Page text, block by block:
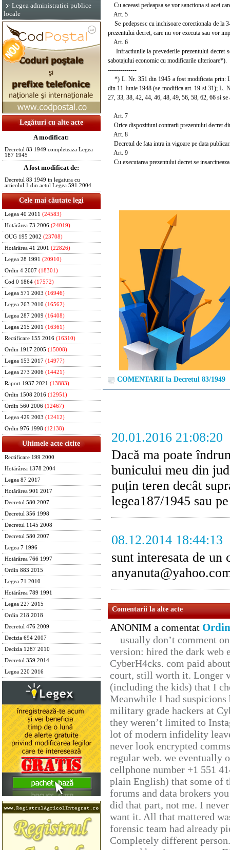
Legea administratiei publice
locale
Legături cu alte acte
A modificat:
Decretul 83 1949 completeaza Legea
187 1945
A fost modificat de:
Decretul 83 1949 in legatura cu
articolul 1 din actul Legea 591 2004
Cele mai căutate legi
Legea 40 2011 (24583)
Hotărârea 73 2006 (24019)
OUG 195 2002 (23708)
Hotărârea 41 2001 (22826)
Legea 28 1991 (20910)
Ordin 4 2007 (18301)
Cod 0 1864 (17572)
Legea 571 2003 (16946)
Legea 263 2010 (16562)
Legea 287 2009 (16408)
Legea 215 2001 (16361)
Rectificare 155 2016 (16310)
Ordin 1917 2005 (15008)
Legea 153 2017 (14977)
Legea 273 2006 (14421)
Raport 1937 2021 (13883)
Ordin 1508 2016 (12951)
Ordin 560 2006 (12467)
Legea 429 2003 (12412)
Ordin 976 1998 (12138)
Ultimele acte citite
Rectificare 199 2000
Hotărârea 1378 2004
Legea 87 2017
Hotărârea 901 2017
Decretul 580 2007
Decretul 356 1998
Decretul 1145 2008
Decretul 580 2007
Legea 7 1996
Hotărârea 766 1997
Ordin 883 2015
Legea 71 2010
Hotărârea 789 1991
Legea 227 2015
Ordin 218 2018
Decretul 476 2009
Decizia 694 2007
Decizia 1287 2010
Decretul 359 2014
Legea 220 2016
Cu aceeasi pedeapsa se vor sanctiona si acei
Art. 5
Se pedepsesc cu inchisoare corectionala de la
prezentului decret, care nu vor executa sau vor
Art. 6
Infractiunile la prevederile prezentului decret
sabotajului economic cu modificarile ulterioare*).
--------------
*) L. Nr. 351 din 1945 a fost modificata prin:
din 11 Iunie 1948 (se modifica art. 19 si 31); L.
27, 33, 38, 42, 44, 46, 48, 49, 56, 58, 62, 66 si se
Art. 7
Orice dispozitiuni contrarii prezentului decret
Art. 8
Decretul de fata intra in vigoare pe data
Art. 9
Cu executarea prezentului decret se
COMENTARII la Decretul 83/1949
20.01.2016 21:08:20
Dacă ma poate
bunicului meu din
puțin teren decât
legea187/1945 sau
08.12.2014 18:44:13
sunt interesata de un
Comentarii la alte acte
ANONIM a comentat
usually don’t comment
version: hired the dark web
CyberH4cks. com paid
court, still worth it. Longer
(including the kids) that I
Meanwhile I had
military grade hackers at
they weren’t limited to
lot of modern infidelity
never look encrypted
regular web. we eventually
cellphone number +1 551
plain English) that some of
forums and data brokers
did that part, not me. I
want it. All that mattered
forensic team had already
Completely different